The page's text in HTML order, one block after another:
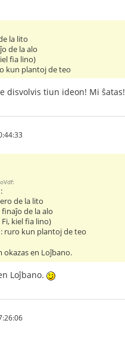
la lito
de la alo
fia lino)
kun plantoj de teo
disvolvis tiun ideon! Mi ŝatas!
de la lito
de la alo
kiel fia lino)
ruro kun plantoj de teo
okazas en Loĵbano.
Loĵbano.